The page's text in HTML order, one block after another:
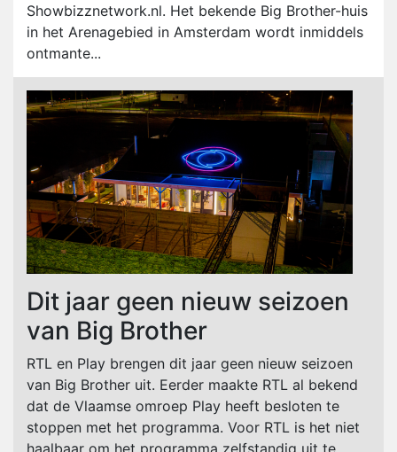
Showbizznetwork.nl. Het bekende Big Brother-huis
in het Arenagebied in Amsterdam wordt inmiddels
ontmante...
Dit jaar geen nieuw seizoen
van Big Brother
RTL en Play brengen dit jaar geen nieuw seizoen
van Big Brother uit. Eerder maakte RTL al bekend
dat de Vlaamse omroep Play heeft besloten te
stoppen met het programma. Voor RTL is het niet